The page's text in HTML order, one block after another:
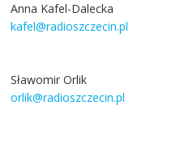
Anna Kafel-Dalecka
kafel@radioszczecin.pl
Sławomir Orlik
orlik@radioszczecin.pl